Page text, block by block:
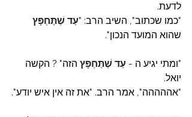
לדעת.
"כמו שכתוב", השיב הרב: "עַד שֶׁתֶּחְפָּץ
שהוא המועד הנכון".
"ומתי יגיע ה - עַד שֶׁתֶּחְפָּץ הזה" ? הקשה
יואל.
"אההההה", אמר הרב. "את זה אין איש יודע".